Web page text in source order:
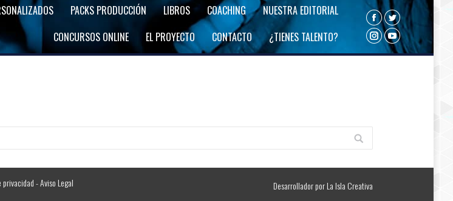
PACKS PRODUCCIÓN LIBROS COACHING
NUESTRA EDITORIAL
CONCURSOS ONLINE
EL PROYECTO CONTACTO ¿TIENES TALENTO?
Facebook
Twitter
Instagram
YouTube
privacidad-Aviso Legal Desarrollador porLa Isla Creativa